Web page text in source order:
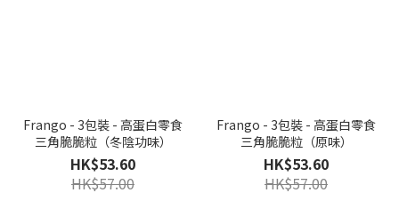
Frango - 3包裝 - 高蛋白零食
三角脆脆粒（冬陰功味）
HK$53.60
HK$57.00
Frango - 3包裝 - 高蛋白零食
三角脆脆粒（原味）
HK$53.60
HK$57.00